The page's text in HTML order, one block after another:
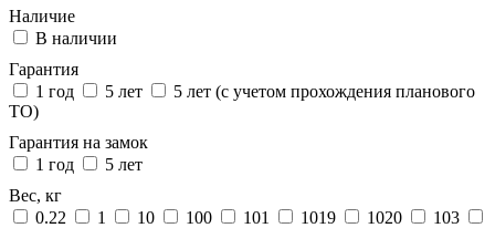
Наличие
В наличии
Гарантия
1 год
5 лет
5 лет (с учетом прохождения планового
ТО)
Гарантия на замок
1 год
5 лет
Вес, кг
0.22
1 10 100 101 1019 1020
103